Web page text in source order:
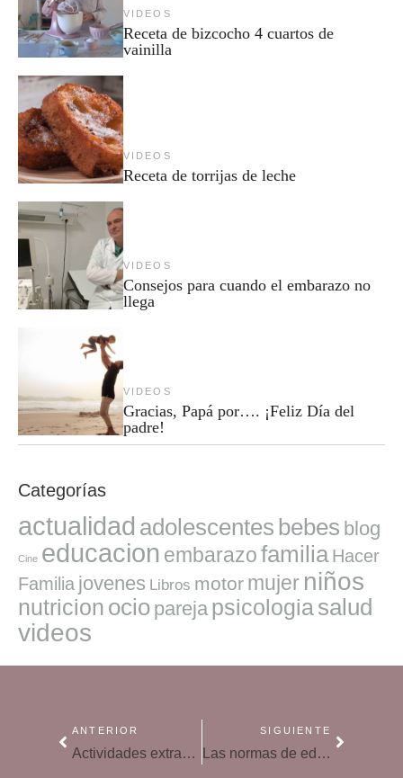
VIDEOS
Receta de bizcocho 4 cuartos de
vainilla
VIDEOS
Receta de torrijas de leche
VIDEOS
Consejos para cuando el embarazo no
llega
VIDEOS
Gracias, Papá por…. ¡Feliz Día del
padre!
Categorías
actualidad adolescentes bebes blog
Cine educacion embarazofamilia Hacer
Familia jovenes Libros motor mujer niños
nutricion ocio pareja psicologiasalud
videos
ANTERIOR
Actividades extraescolares: ¿cuál es la mejor para mi hijo?
SIGUIENTE
Las normas de educación en la mesa para los niños